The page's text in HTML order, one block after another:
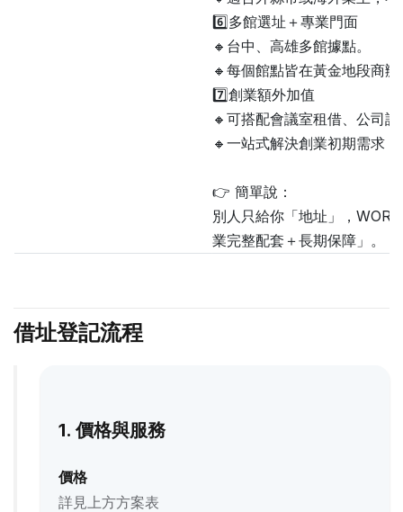
6️⃣多館選址＋專業門面
🔸台中、高雄多館據點。
🔸每個館點皆在黃金地段商
7️⃣創業額外加值
🔸可搭配會議室租借、公司
🔸一站式解決創業初期需求
👉 簡單說：
別人只給你「地址」，
業完整配套＋長期保障」。
借址登記流程
1. 價格與服務
價格
詳見上方方案表